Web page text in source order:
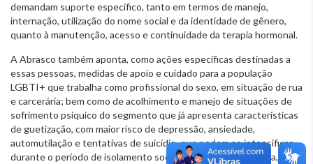
demandam suporte específico, tanto em termos de manejo,
internação, utilização do nome social e da identidade de gênero,
quanto à manutenção, acesso e continuidade da terapia hormonal.
A Abrasco também aponta, como ações específicas destinadas a
essas pessoas, medidas de apoio e cuidado para a população
LGBTI+ que trabalha como profissional do sexo, em situação de rua
e carcerária; bem como de acolhimento e manejo de situações de
sofrimento psíquico do segmento que já apresenta características
de guetização, com maior risco de depressão, ansiedade,
automutilação e tentativas de suicídio, que podem se intensificar
durante o período de isolamento social. Recomenda-se, ainda,